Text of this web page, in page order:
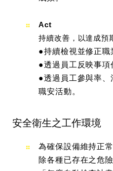
Act
持續改善，以達成預
●持續檢視並修正職
●透過員工反映事項
●透過員工參與率
職安活動。
安全衛生之工作環境
為確保設備維持正
除各種已存在之危